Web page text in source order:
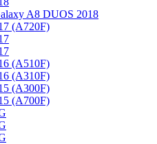
A8 DUOS 2018
(A720F)
(A510F)
(A310F)
(A300F)
(A700F)